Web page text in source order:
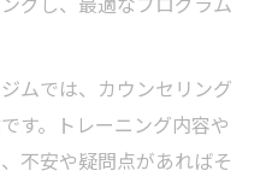
ムでは、カウンセリング
す。トレーニング内容や
不安や疑問点があればそ